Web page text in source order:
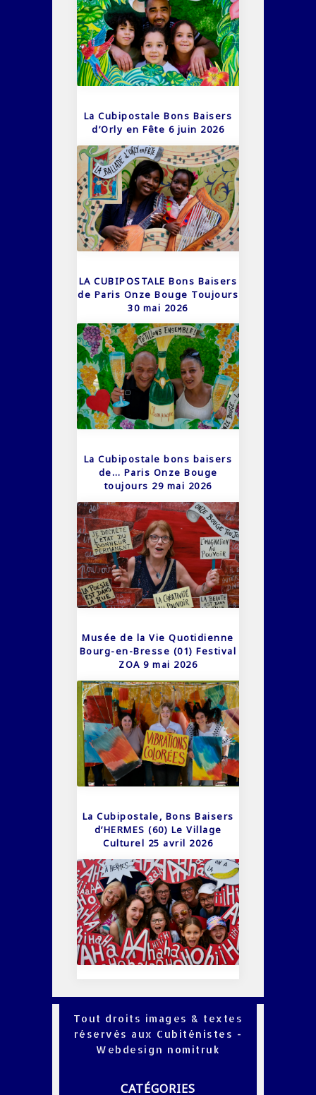
La Cubipostale Bons Baisers
d’Orly en Fête 6 juin 2026
LA CUBIPOSTALE Bons Baisers
de Paris Onze Bouge Toujours
30 mai 2026
La Cubipostale bons baisers
de… Paris Onze Bouge
toujours 29 mai 2026
Musée de la Vie Quotidienne
Bourg-en-Bresse (01) Festival
ZOA 9 mai 2026
La Cubipostale, Bons Baisers
d’HERMES (60) Le Village
Culturel 25 avril 2026
Tout droits images & textes
réservés aux Cubiténistes -
Webdesign nomitruk
CATÉGORIES